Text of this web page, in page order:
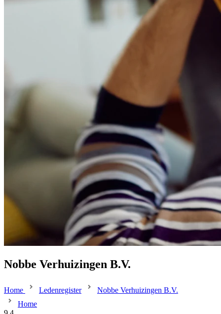
Nobbe Verhuizingen B.V.
Home Ledenregister
Nobbe Verhuizingen B.V.
Home